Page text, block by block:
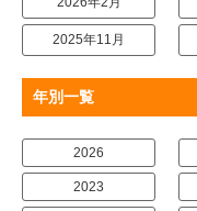
2025年11月
年別一覧
2026
2023